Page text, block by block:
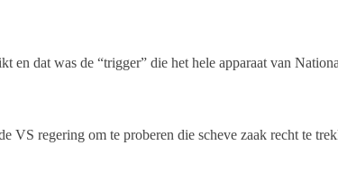
en dat was de “trigger” die het hele apparaat van
VS regering om te proberen die scheve zaak recht te